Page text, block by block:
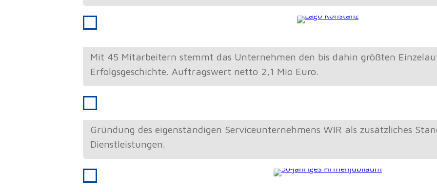
2001
Mit 45 Mitarbeitern stemmt das Unternehmen den bis dahin größten
Erfolgsgeschichte. Auftragswert netto 2,1 Mio Euro.
2004
Gründung Firma W-I-R
Gründung des eigenständigen Serviceunternehmens WIR als zusätzliches
Dienstleistungen.
2013